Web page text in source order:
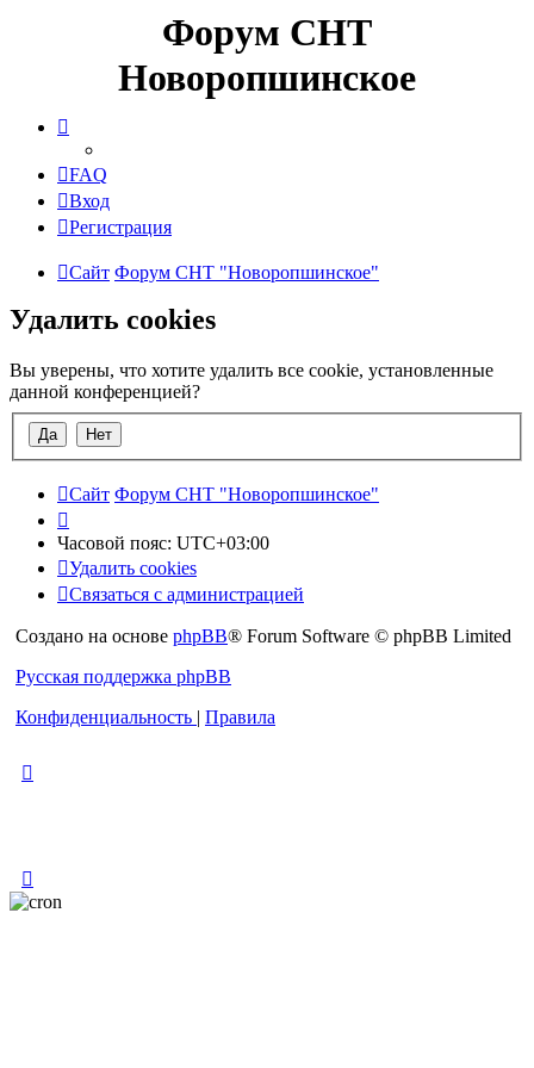
Форум СНТ
Новоропшинское
FAQ
Вход
Регистрация
Сайт Форум СНТ "Новоропшинское"
Удалить cookies
Вы уверены, что хотите удалить все cookie, установленные
данной конференцией?
Сайт Форум СНТ "Новоропшинское"
Часовой пояс: UTC+03:00
Удалить cookies
Связаться с администрацией
Создано на основе phpBB® Forum Software © phpBB Limited
Русская поддержка phpBB
Конфиденциальность | Правила